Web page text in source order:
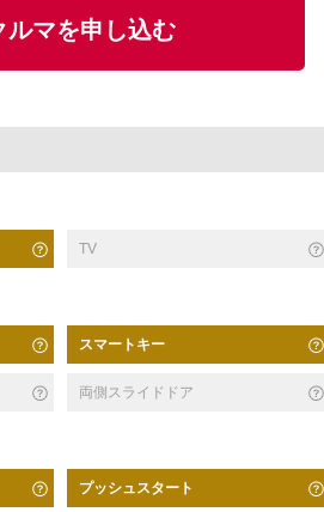
ルマを申し込む
TV
スマートキー
両側スライドドア
プッシュスタート